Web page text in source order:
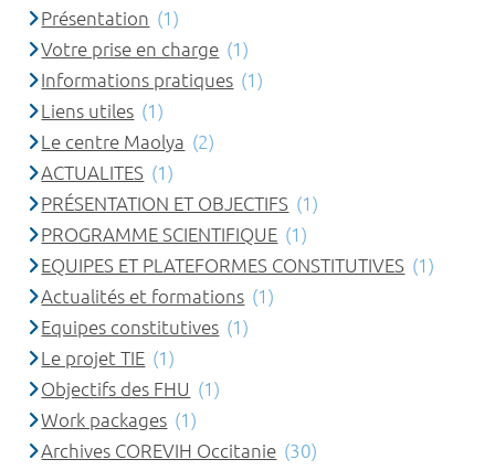
Présentation (1)
Votre prise en charge (1)
Informations pratiques (1)
Liens utiles (1)
Le centre Maolya (2)
ACTUALITES (1)
PRÉSENTATION ET OBJECTIFS (1)
PROGRAMME SCIENTIFIQUE (1)
EQUIPES ET PLATEFORMES CONSTITUTIVES (1)
Actualités et formations (1)
Equipes constitutives (1)
Le projet TIE (1)
Objectifs des FHU (1)
Work packages (1)
Archives COREVIH Occitanie (30)